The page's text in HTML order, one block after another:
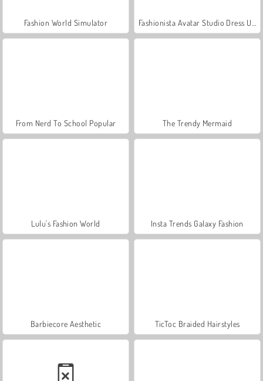
Fashion World Simulator
From Nerd To School Popular The Trendy Mermaid
Lulu's Fashion World Insta Trends Galaxy Fashion
Barbiecore Aesthetic TicToc Braided Hairstyles